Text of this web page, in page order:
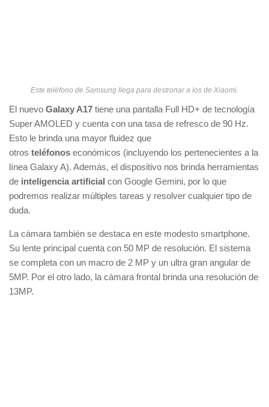
Este teléfono de Samsung llega para destronar a los de Xiaomi.
El nuevo Galaxy A17 tiene una pantalla Full HD+ de tecnología
Super AMOLED y cuenta con una tasa de refresco de 90 Hz.
Esto le brinda una mayor fluidez que
otros teléfonos económicos (incluyendo los pertenecientes a la
línea Galaxy A). Además, el dispositivo nos brinda herramientas
de inteligencia artificial con Google Gemini, por lo que
podremos realizar múltiples tareas y resolver cualquier tipo de
duda.
La cámara también se destaca en este modesto smartphone.
Su lente principal cuenta con 50 MP de resolución. El sistema
se completa con un macro de 2 MP y un ultra gran angular de
5MP. Por el otro lado, la cámara frontal brinda una resolución de
13MP.